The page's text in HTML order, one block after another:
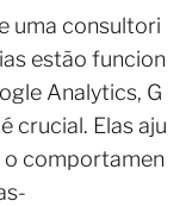
uma consultori
estão funcion
Analytics, G
crucial. Elas aju
o comportamen